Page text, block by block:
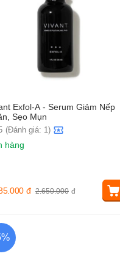
Exfol-A - Serum Giảm Nếp
Sẹo Mụn
(Đánh giá: 1)
hàng
2.650.000 đ
đ